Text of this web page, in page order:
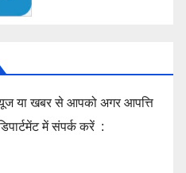
न्यूज या खबर से आपको अगर आपत्ति
में संपर्क करें :